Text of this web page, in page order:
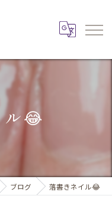
ル😂
ブログ 落書きネイル😂